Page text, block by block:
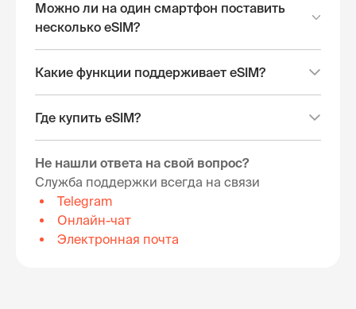
Можно ли на один смартфон поставить
несколько eSIM?
Какие функции поддерживает eSIM?
Где купить eSIM?
Не нашли ответа на свой вопрос?
Служба поддержки всегда на связи
Telegram
Онлайн-чат
Электронная почта